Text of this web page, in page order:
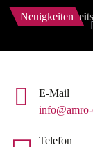
Neuigkeiten
E-Mail
Telefon